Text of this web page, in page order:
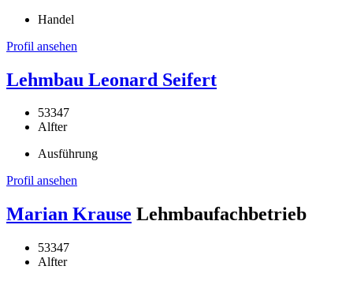
Handel
Profil ansehen
Lehmbau Leonard Seifert
53347
Alfter
Ausführung
Profil ansehen
Marian Krause Lehmbaufachbetrieb
53347
Alfter